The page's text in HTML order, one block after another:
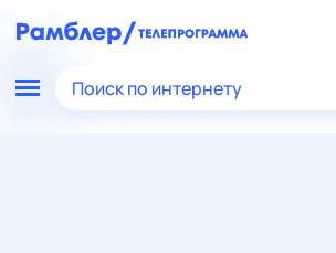
Поиск по интернету